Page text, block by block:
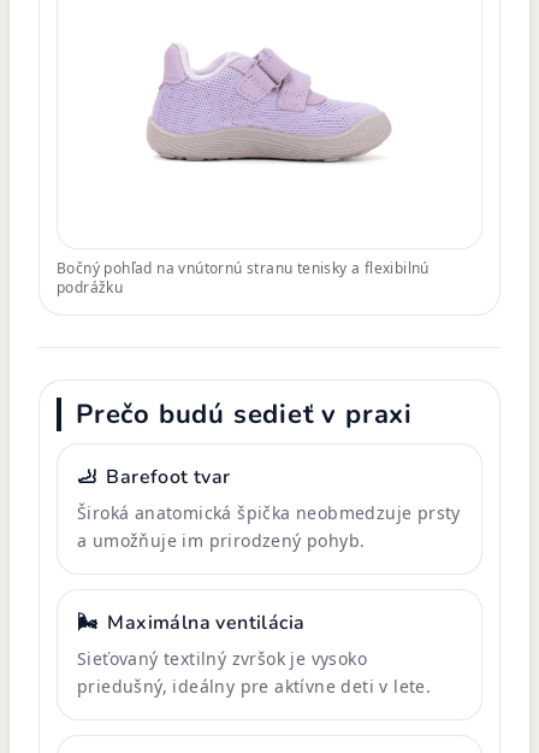
Bočný pohľad na vnútornú stranu tenisky a flexibilnú
podrážku
Prečo budú sedieť v praxi
🦶 Barefoot tvar
Široká anatomická špička neobmedzuje prsty
a umožňuje im prirodzený pohyb.
🌬️ Maximálna ventilácia
Sieťovaný textilný zvršok je vysoko
priedušný, ideálny pre aktívne deti v lete.